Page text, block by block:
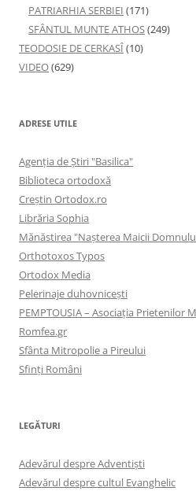
PATRIARHIA SERBIEI (171)
SFÂNTUL MUNTE ATHOS(249)
TEODOSIE DE CERKASÎ(10)
VIDEO(629)
ADRESE UTILE
Agenţia de Ştiri "Basilica"
Biblioteca ortodoxă
Creştin Ortodox.ro
Librăria Sophia
Mănăstirea "Naşterea Maicii
Orthotoxos Typos
Ortodox Media
Pelerinaje duhovnicești
PEMPTOUSIA – Asociația Prietenilor
Romfea.gr
Sfânta Mitropolie a Pireului
Sfinţi Români
LEGĂTURI
Adevărul despre Adventişti
Adevărul despre cultul Evanghelic